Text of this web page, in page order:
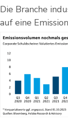
Die Branche
auf eine